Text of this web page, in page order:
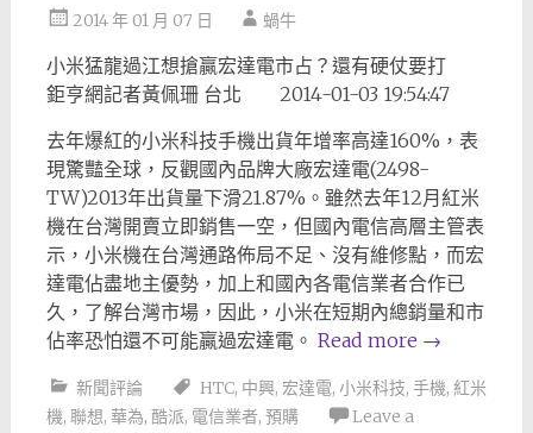
2014 年 01 月 07 日 蝸牛
小米猛龍過江想搶贏宏達電市占？還有硬仗要打
鉅亨網記者黃佩珊 台北 2014-01-03 19:54:47
去年爆紅的小米科技手機出貨年增率高達160%，表
現驚豔全球，反觀國內品牌大廠宏達電(2498-
TW)2013年出貨量下滑21.87%。雖然去年12月紅米
機在台灣開賣立即銷售一空，但國內電信高層主管表
示，小米機在台灣通路佈局不足、沒有維修點，而宏
達電佔盡地主優勢，加上和國內各電信業者合作已
久，了解台灣市場，因此，小米在短期內總銷量和市
佔率恐怕還不可能贏過宏達電。 Read more →
新聞評論 HTC, 中興, 宏達電, 小米科技, 手機, 紅米
機, 聯想, 華為, 酷派, 電信業者, 預購
Leave a